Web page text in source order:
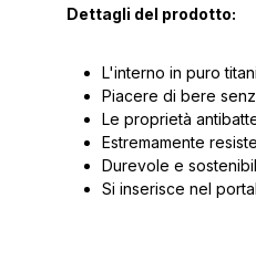
Dettagli del prodotto:
L'interno in puro
Piacere di bere
Le proprietà
Estremamente
Durevole e
Si inserisce nel